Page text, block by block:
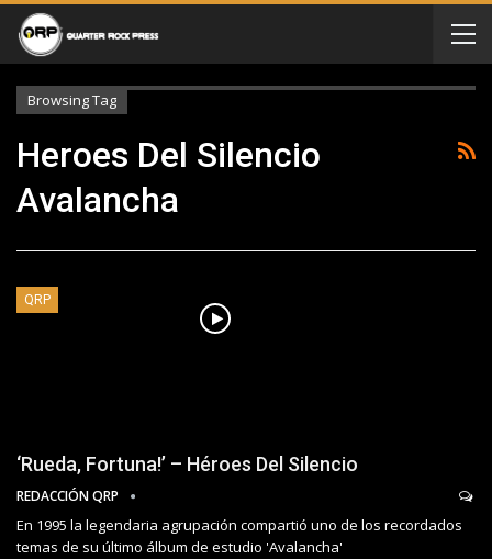
Browsing Tag
Heroes Del Silencio
Avalancha
QRP
‘Rueda, Fortuna!’ – Héroes Del Silencio
REDACCIÓN QRP
En 1995 la legendaria agrupación compartió uno de los recordados
temas de su último álbum de estudio 'Avalancha'